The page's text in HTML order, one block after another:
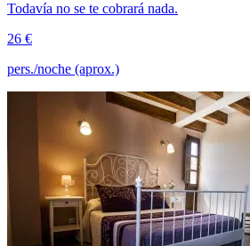
Todavía no se te cobrará nada.
26 €
pers./noche (aprox.)